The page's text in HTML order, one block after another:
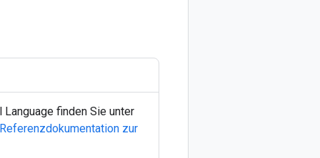
finden Sie unter
Referenzdokumentation zur